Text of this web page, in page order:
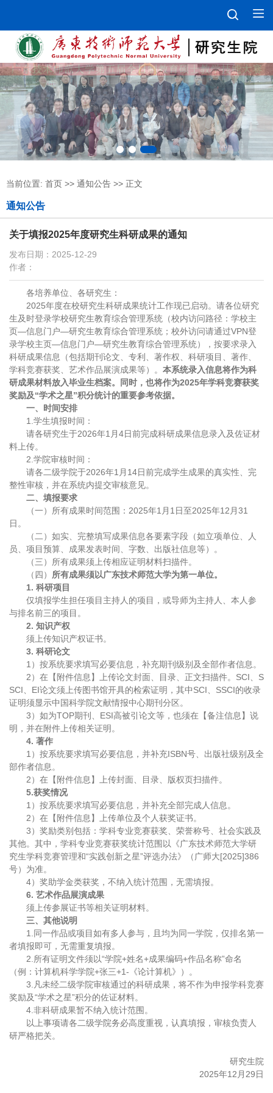
当前位置: 首页 >> 通知公告 >> 正文
通知公告
关于填报2025年度研究生科研成果的通知
发布日期：2025-12-29
作者：
各培养单位、各研究生：
2025年度在校研究生科研成果统计工作现已启动。请各位研究
生及时登录学校研究生教育综合管理系统（校内访问路径：学校主
页—信息门户—研究生教育综合管理系统；校外访问请通过VPN登
录学校主页—信息门户—研究生教育综合管理系统），按要求录入
科研成果信息（包括期刊论文、专利、著作权、科研项目、著作、
学科竞赛获奖、艺术作品展演成果等）。 本系统录入信息将作为科
研成果材料放入毕业生档案。同时，也将作为2025年学科竞赛获奖
奖励及“学术之星”积分统计的重要参考依据。
一、时间安排
1.学生填报时间：
请各研究生于2026年1月4日前完成科研成果信息录入及佐证材
料上传。
2.学院审核时间：
请各二级学院于2026年1月14日前完成学生成果的真实性、完
整性审核，并在系统内提交审核意见。
二、填报要求
（一）所有成果时间范围：2025年1月1日至2025年12月31
日。
（二）如实、完整填写成果信息各要素字段（如立项单位、人
员、项目预算、成果发表时间、字数、出版社信息等）。
（三）所有成果须上传相应证明材料扫描件。
（四） 所有成果须以广东技术师范大学为第一单位。
1. 科研项目
仅填报学生担任项目主持人的项目，或导师为主持人、本人参
与排名前三的项目。
2. 知识产权
须上传知识产权证书。
3. 科研论文
1）按系统要求填写必要信息，补充期刊级别及全部作者信息。
2）在【附件信息】上传论文封面、目录、正文扫描件。SCI、S
SCI、EI论文须上传图书馆开具的检索证明，其中SCI、SSCI的收录
证明须显示中国科学院文献情报中心期刊分区。
3）如为TOP期刊、ESI高被引论文等，也须在【备注信息】说
明，并在附件上传相关证明。
4. 著作
1）按系统要求填写必要信息，并补充ISBN号、出版社级别及全
部作者信息。
2）在【附件信息】上传封面、目录、版权页扫描件。
5.获奖情况
1）按系统要求填写必要信息，并补充全部完成人信息。
2）在【附件信息】上传单位及个人获奖证书。
3）奖励类别包括：学科专业竞赛获奖、荣誉称号、社会实践及
其他。其中，学科专业竞赛获奖统计范围以《广东技术师范大学研
究生学科竞赛管理和“实践创新之星”评选办法》（广师大[2025]386
号）为准。
4）奖助学金类获奖，不纳入统计范围，无需填报。
6. 艺术作品展演成果
须上传参展证书等相关证明材料。
三、 其他说明
1.同一作品或项目如有多人参与，且均为同一学院，仅排名第一
者填报即可，无需重复填报。
2.所有证明文件须以“学院+姓名+成果编码+作品名称”命名
（例：计算机科学学院+张三+1-《论计算机》）。
3.凡未经二级学院审核通过的科研成果，将不作为申报学科竞赛
奖励及“学术之星”积分的佐证材料。
4.非科研成果暂不纳入统计范围。
以上事项请各二级学院务必高度重视，认真填报，审核负责人
研严格把关。
研究生院
2025年12月29日